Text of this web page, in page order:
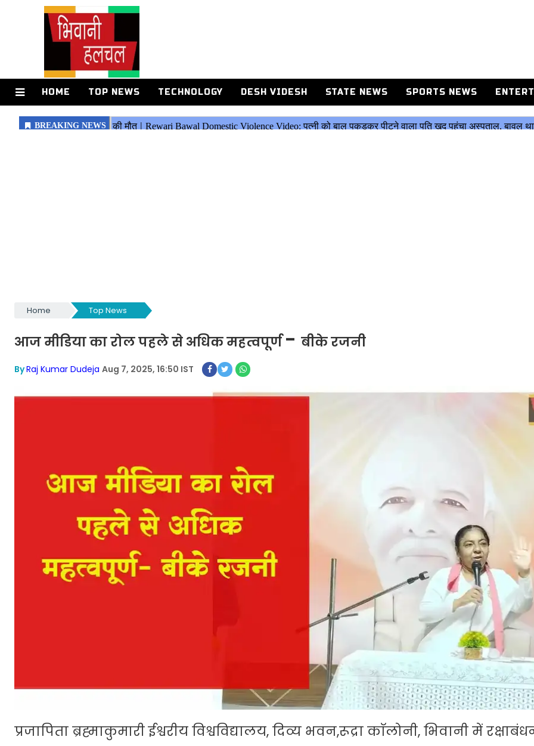
HOME TOP NEWS TECHNOLOGY DESH VIDESH STATE NEWS SPORTS NEWS
Home Top News
आज मीडिया का रोल पहले से अधिक महत्वपूर्ण- बीके रजनी
ByRaj Kumar Dudeja Aug 7, 2025, 16:50 IST
प्रजापिता ब्रह्माकुमारी ईश्वरीय विश्वविद्यालय, दिव्य भवन,रूद्रा काॅलोनी, भिवानी में